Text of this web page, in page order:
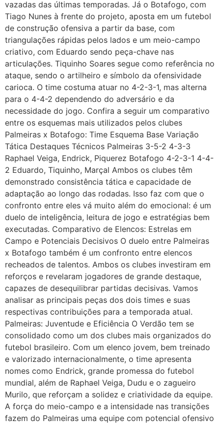
vazadas das últimas temporadas. Já o Botafogo, com
Tiago Nunes à frente do projeto, aposta em um futebol
de construção ofensiva a partir da base, com
triangulações rápidas pelos lados e um meio-campo
criativo, com Eduardo sendo peça-chave nas
articulações. Tiquinho Soares segue como referência no
ataque, sendo o artilheiro e símbolo da ofensividade
carioca. O time costuma atuar no 4-2-3-1, mas alterna
para o 4-4-2 dependendo do adversário e da
necessidade do jogo. Confira a seguir um comparativo
entre os esquemas mais utilizados pelos clubes
Palmeiras x Botafogo: Time Esquema Base Variação
Tática Destaques Técnicos Palmeiras 3-5-2 4-3-3
Raphael Veiga, Endrick, Piquerez Botafogo 4-2-3-1 4-4-
2 Eduardo, Tiquinho, Marçal Ambos os clubes têm
demonstrado consistência tática e capacidade de
adaptação ao longo das rodadas. Isso faz com que o
confronto entre eles vá muito além do emocional: é um
duelo de inteligência, leitura de jogo e estratégias bem
executadas. Comparativo de Elencos: Estrelas em
Campo e Potenciais Decisivos O duelo entre Palmeiras
x Botafogo também é um confronto entre elencos
recheados de talentos. Ambos os clubes investiram em
reforços e revelaram jogadores de grande destaque,
capazes de desequilibrar partidas decisivas. Vamos
analisar as principais peças dos dois times e suas
respectivas contribuições para a temporada atual.
Palmeiras: Juventude e Eficiência O Verdão tem se
consolidado como um dos clubes mais organizados do
futebol brasileiro. Com um elenco jovem, bem treinado
e valorizado internacionalmente, o time apresenta
nomes como Endrick, grande promessa do futebol
mundial, além de Raphael Veiga, Dudu e o zagueiro
Murilo, que reforçam a solidez e criatividade da equipe.
A força do meio-campo e a intensidade nas transições
fazem do Palmeiras uma equipe com potencial ofensivo